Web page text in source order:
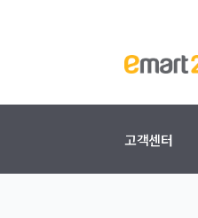
고객센터